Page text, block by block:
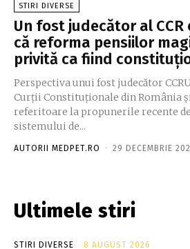
STIRI DIVERSE
Un fost judecător al CCR
că reforma pensiilor
privită ca fiind
Perspectiva unui fost judecător
Curții Constituționale din România
referitoare la propunerile recente
sistemului de...
AUTORII MEDPET.RO - 29 DECEMBRIE
Ultimele stiri
STIRI DIVERSE 8 AUGUST 2026